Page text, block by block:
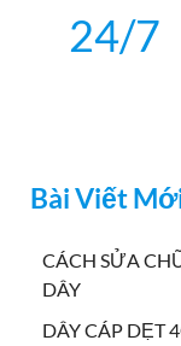
24/7
Bài Viết
CÁCH SỬA
DÂY
DÂY CÁP DẸT